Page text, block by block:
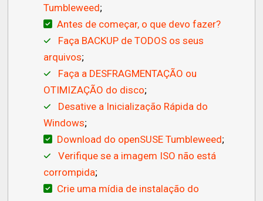
Tumbleweed;
Antes de começar, o que devo fazer?
Faça BACKUP de TODOS os seus
arquivos;
Faça a DESFRAGMENTAÇÃO ou
OTIMIZAÇÃO do disco;
Desative a Inicialização Rápida do
Windows;
Download do openSUSE Tumbleweed;
Verifique se a imagem ISO não está
corrompida;
Crie uma mídia de instalação do